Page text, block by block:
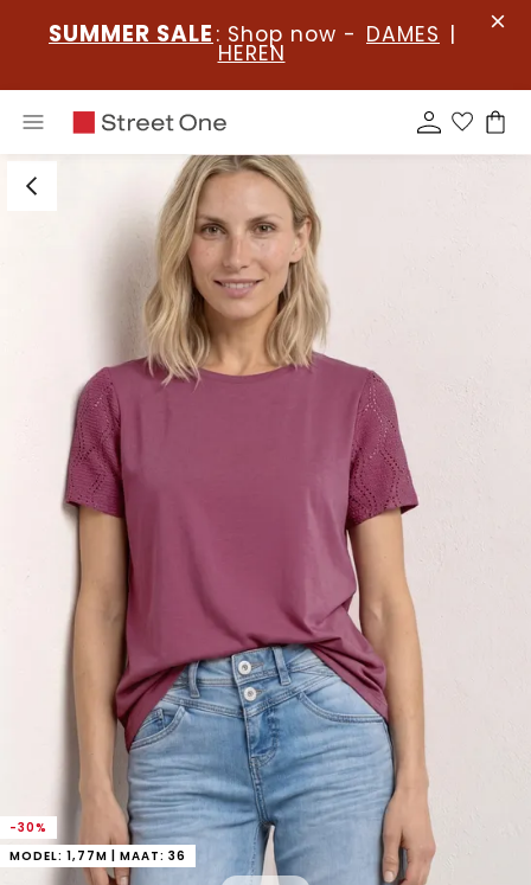
SUMMER SALE : Shop now - DAMES |
HEREN
-30%
MODEL: 1,77M | MAAT: 36